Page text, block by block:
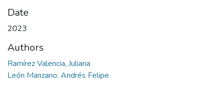
Date
2023
Authors
Ramírez Valencia, Juliana
León Manzano, Andrés Felipe